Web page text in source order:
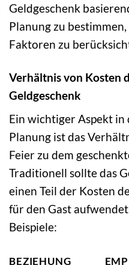
Geldgeschenk
Planung zu
Faktoren zu
Verhältnis von Kosten
Geldgeschenk
Ein wichtiger Aspekt in
Planung ist das
Feier zu dem
Traditionell sollte das
einen Teil der Kosten
für den Gast
Beispiele:
BEZIEHUNG